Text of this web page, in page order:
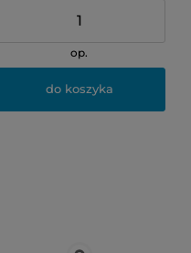
op.
do koszyka